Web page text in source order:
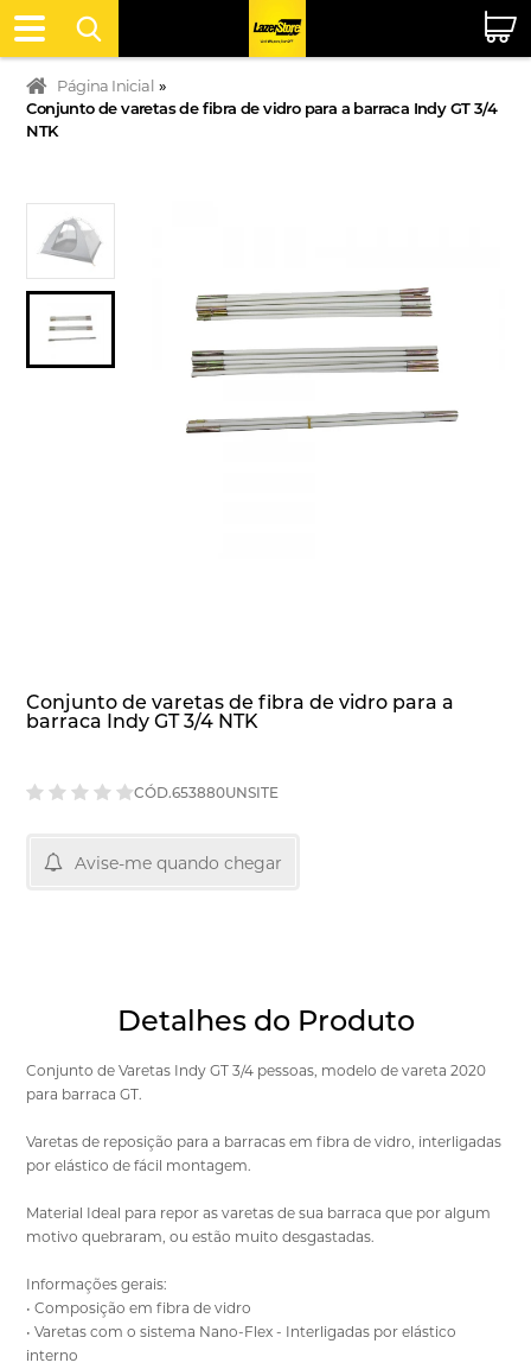
Página Inicial »
Conjunto de varetas de fibra de vidro para a barraca Indy GT 3/4
NTK
Conjunto de varetas de fibra de vidro para a
barraca Indy GT 3/4 NTK
CÓD.653880UNSITE
Avise-me quando chegar
Detalhes do Produto
Conjunto de Varetas Indy GT 3/4 pessoas, modelo de vareta 2020
para barraca GT.
Varetas de reposição para a barracas em fibra de vidro, interligadas
por elástico de fácil montagem.
Material Ideal para repor as varetas de sua barraca que por algum
motivo quebraram, ou estão muito desgastadas.
Informações gerais:
• Composição em fibra de vidro
• Varetas com o sistema Nano-Flex - Interligadas por elástico
interno